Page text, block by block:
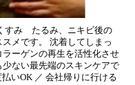
み たるみ、ニキビ後の
メです。 沈着してしまっ
ーゲンの再生を活性化させ
ない最先端のスキンケアで
いOK ／ 会社帰りに行ける